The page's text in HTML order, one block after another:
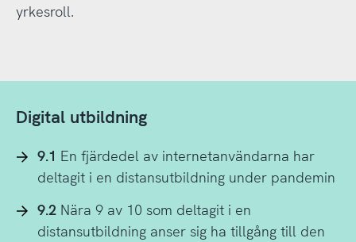
yrkesroll.
Digital utbildning
9.1 En fjärdedel av internetanvändarna har
deltagit i en distansutbildning under pandemin
9.2Nära 9 av 10 som deltagit i en
distansutbildning anser sig ha tillgång till den